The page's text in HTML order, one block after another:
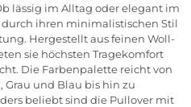
lässig im Alltag oder elegant im
ihren minimalistischen Stil
Hergestellt aus feinen Woll-
sie höchsten Tragekomfort
Die Farbenpalette reicht von
Grau und Blau bis hin zu
beliebt sind die Pullover mit